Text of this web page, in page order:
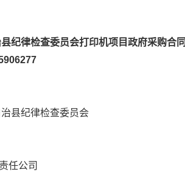
纪律检查委员会打印机项目政府采购合同
县纪律检查委员会
任公司